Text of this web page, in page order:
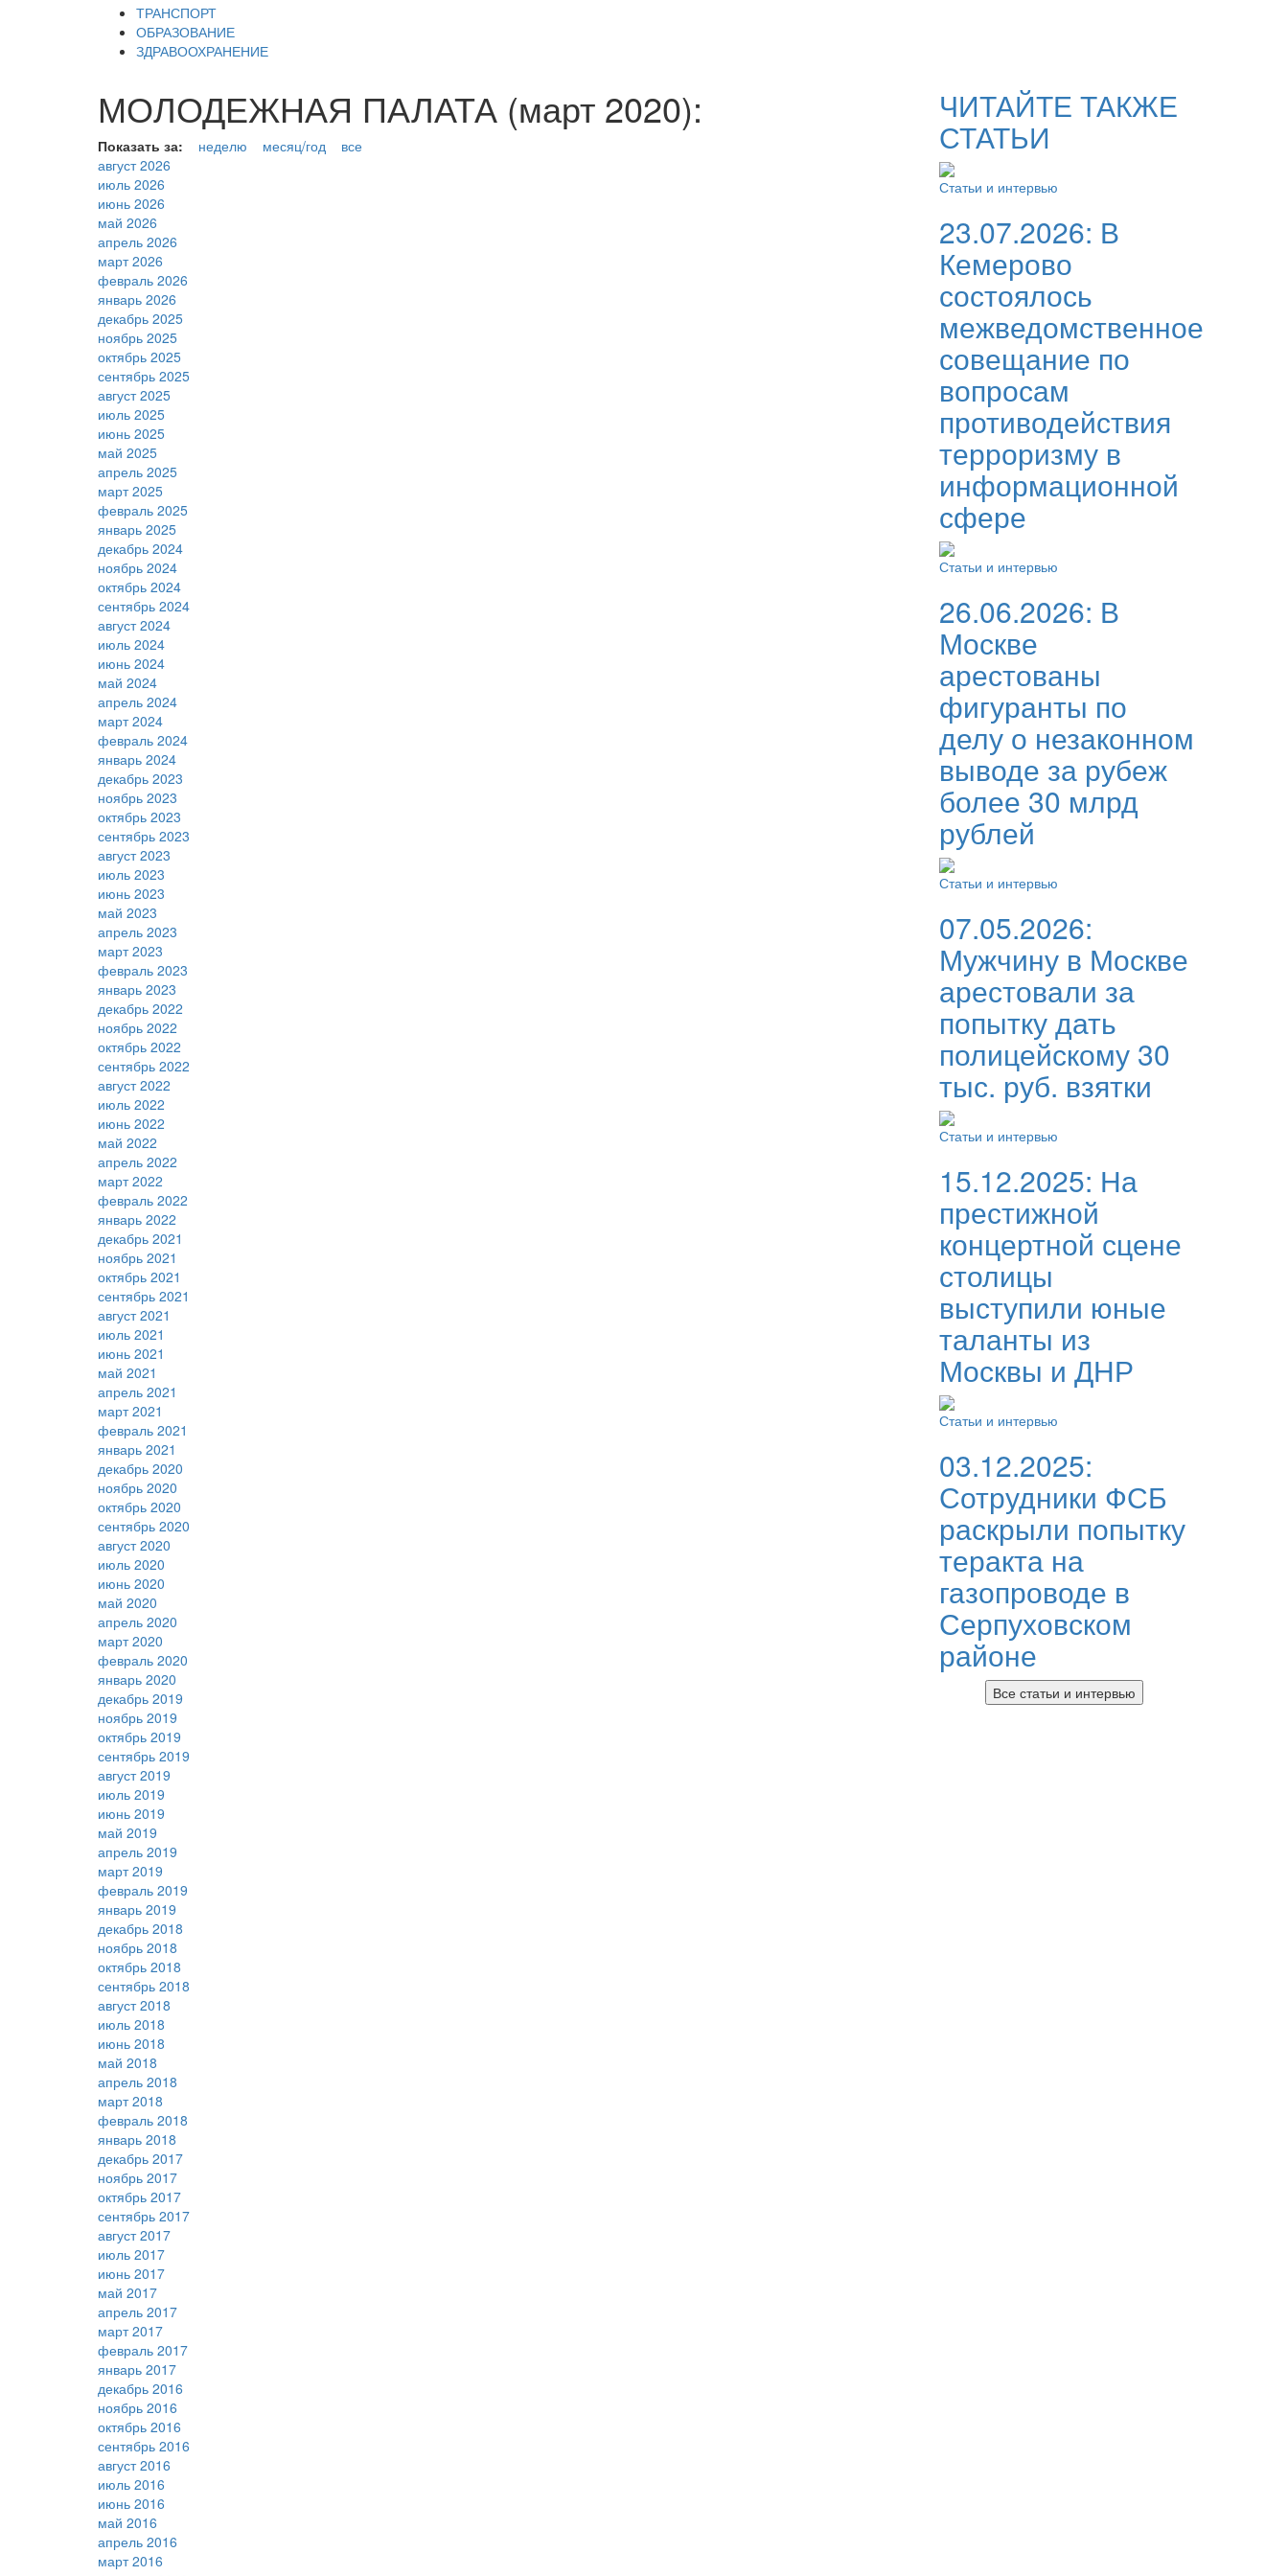
ТРАНСПОРТ
ОБРАЗОВАНИЕ
ЗДРАВООХРАНЕНИЕ
МОЛОДЕЖНАЯ ПАЛАТА (март 2020):
Показать за: неделю месяц/год
все
август 2026
июль 2026
июнь 2026
май 2026
апрель 2026
март 2026
февраль 2026
январь 2026
декабрь 2025
ноябрь 2025
октябрь 2025
сентябрь 2025
август 2025
июль 2025
июнь 2025
май 2025
апрель 2025
март 2025
февраль 2025
январь 2025
декабрь 2024
ноябрь 2024
октябрь 2024
сентябрь 2024
август 2024
июль 2024
июнь 2024
май 2024
апрель 2024
март 2024
февраль 2024
январь 2024
декабрь 2023
ноябрь 2023
октябрь 2023
сентябрь 2023
август 2023
июль 2023
июнь 2023
май 2023
апрель 2023
март 2023
февраль 2023
январь 2023
декабрь 2022
ноябрь 2022
октябрь 2022
сентябрь 2022
август 2022
июль 2022
июнь 2022
май 2022
апрель 2022
март 2022
февраль 2022
январь 2022
декабрь 2021
ноябрь 2021
октябрь 2021
сентябрь 2021
август 2021
июль 2021
июнь 2021
май 2021
апрель 2021
март 2021
февраль 2021
январь 2021
декабрь 2020
ноябрь 2020
октябрь 2020
сентябрь 2020
август 2020
июль 2020
июнь 2020
май 2020
апрель 2020
март 2020
февраль 2020
январь 2020
декабрь 2019
ноябрь 2019
октябрь 2019
сентябрь 2019
август 2019
июль 2019
июнь 2019
май 2019
апрель 2019
март 2019
февраль 2019
январь 2019
декабрь 2018
ноябрь 2018
октябрь 2018
сентябрь 2018
август 2018
июль 2018
июнь 2018
май 2018
апрель 2018
март 2018
февраль 2018
январь 2018
декабрь 2017
ноябрь 2017
октябрь 2017
сентябрь 2017
август 2017
июль 2017
июнь 2017
май 2017
апрель 2017
март 2017
февраль 2017
январь 2017
декабрь 2016
ноябрь 2016
октябрь 2016
сентябрь 2016
август 2016
июль 2016
июнь 2016
май 2016
апрель 2016
март 2016
ЧИТАЙТЕ ТАКЖЕ
СТАТЬИ
Статьи и интервью
23.07.2026: В
Кемерово
состоялось
межведомственное
совещание по
вопросам
противодействия
терроризму в
информационной
сфере
Статьи и интервью
26.06.2026: В
Москве
арестованы
фигуранты по
делу о незаконном
выводе за рубеж
более 30 млрд
рублей
Статьи и интервью
07.05.2026:
Мужчину в Москве
арестовали за
попытку дать
полицейскому 30
тыс. руб. взятки
Статьи и интервью
15.12.2025: На
престижной
концертной сцене
столицы
выступили юные
таланты из
Москвы и ДНР
Статьи и интервью
03.12.2025:
Сотрудники ФСБ
раскрыли попытку
теракта на
газопроводе в
Серпуховском
районе
Все статьи и интервью